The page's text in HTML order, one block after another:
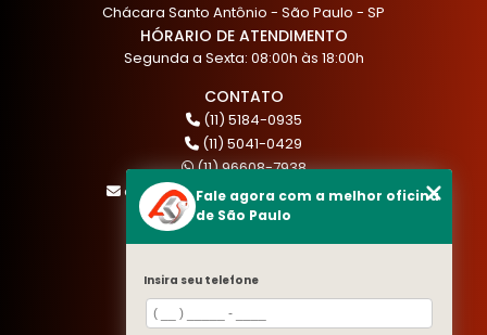
Chácara Santo Antônio - São Paulo - SP
HÓRARIO DE ATENDIMENTO
Segunda a Sexta: 08:00h às 18:00h
CONTATO
(11) 5184-0935
(11) 5041-0429
(11) 96608-7938
atendimento@akautocenter.com.br
MENU
HOME
QUEM SOMOS
Fale agora com a melhor oficina
de São Paulo
Insira seu telefone